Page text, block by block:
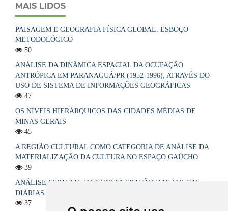
MAIS LIDOS
PAISAGEM E GEOGRAFIA FÍSICA GLOBAL. ESBOÇO
METODOLÓGICO
50
ANÁLISE DA DINÂMICA ESPACIAL DA OCUPAÇÃO
ANTRÓPICA EM PARANAGUÁ/PR (1952-1996), ATRAVÉS DO
USO DE SISTEMA DE INFORMAÇÕES GEOGRÁFICAS
47
OS NÍVEIS HIERÁRQUICOS DAS CIDADES MÉDIAS DE
MINAS GERAIS
45
A REGIÃO CULTURAL COMO CATEGORIA DE ANÁLISE DA
MATERIALIZAÇÃO DA CULTURA NO ESPAÇO GAÚCHO
39
ANÁLISE ESPACIAL DA CONCENTRAÇÃO DAS CHUVAS
DIÁRIAS NO ESTADO DA PARAÍBA, BRASIL
37